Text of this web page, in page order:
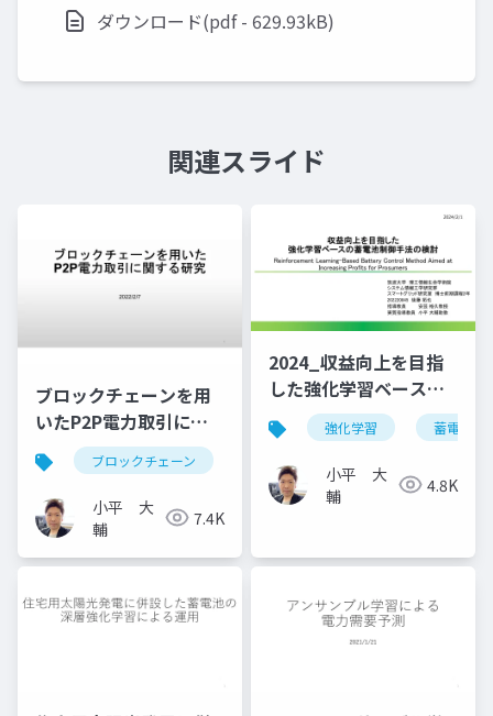
ダウンロード(pdf - 629.93kB)
関連スライド
ブロックチェーンを用
いたP2P電力取引に関
する研究ブロックチェーン
小平 大
輔
7.4K
2024_収益向上を目指
した強化学習ベースの
蓄電池制御手法の検討
強化学習 蓄電池
小平 大
輔
4.8K